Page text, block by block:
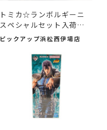
トミカ☆ランボルギーニ
スペシャルセット入荷し
まし...
ピックアップ浜松西伊場店